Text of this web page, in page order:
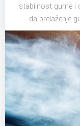
stabilnost gume i
da prelaženje